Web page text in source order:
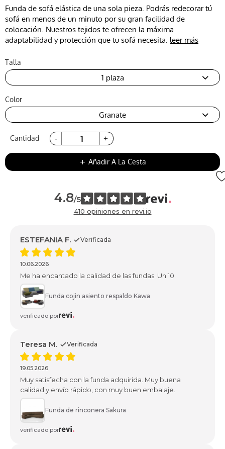
Funda de sofá elástica de una sola pieza. Podrás redecorar tú
sofá en menos de un minuto por su gran facilidad de
colocación. Nuestros tejidos te ofrecen la máxima
adaptabilidad y protección que tu sofá necesita. leer más
Talla
1 plaza
Color
Granate
add Añadir A La Cesta
Cantidad
4.8/5
410 opiniones en revi.io
ESTEFANIA F. Verificada
10.06.2026
Me ha encantado la calidad de las fundas. Un 10.
Funda cojin asiento respaldo Kawa
verificado por
Teresa M. Verificada
19.05.2026
Muy satisfecha con la funda adquirida. Muy buena
calidad y envío rápido, con muy buen embalaje.
Funda de rinconera Sakura
verificado por